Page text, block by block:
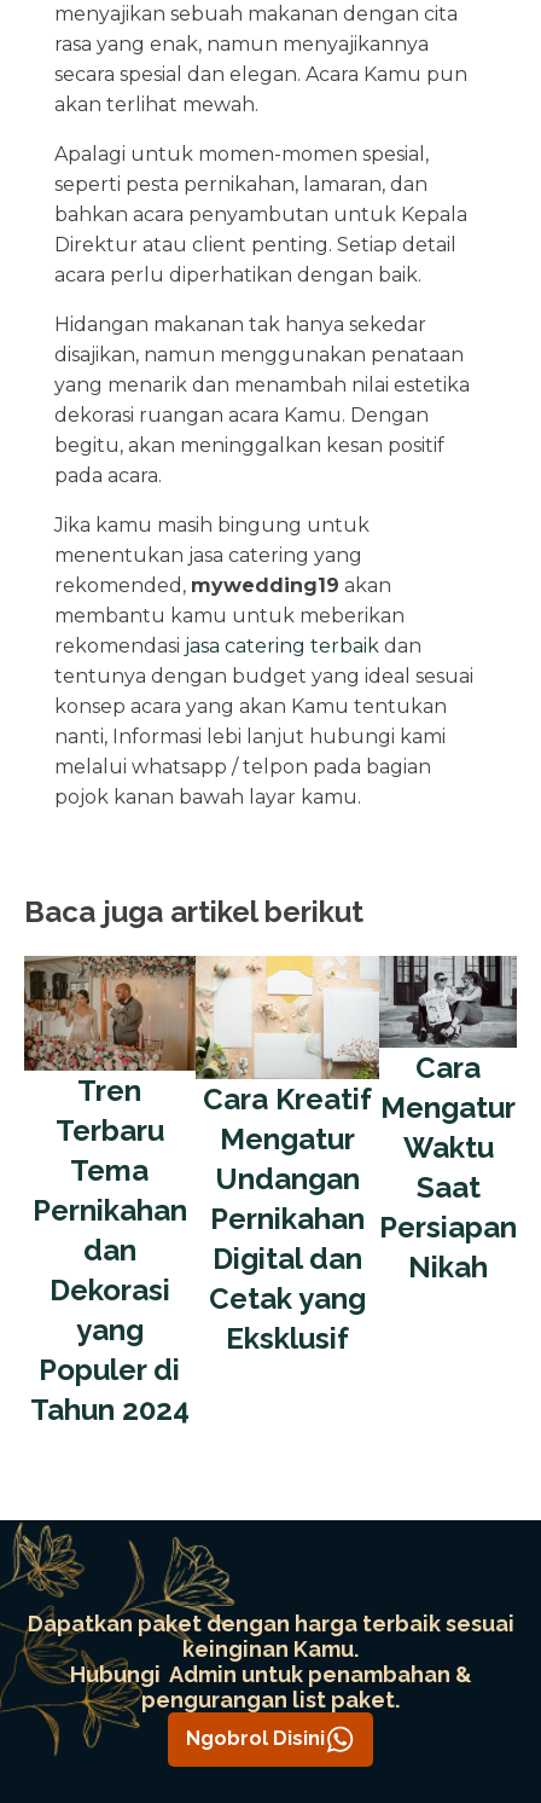
menyajikan sebuah makanan dengan cita
rasa yang enak, namun menyajikannya
secara spesial dan elegan. Acara Kamu pun
akan terlihat mewah.
Apalagi untuk momen-momen spesial,
seperti pesta pernikahan, lamaran, dan
bahkan acara penyambutan untuk Kepala
Direktur atau client penting. Setiap detail
acara perlu diperhatikan dengan baik.
Hidangan makanan tak hanya sekedar
disajikan, namun menggunakan penataan
yang menarik dan menambah nilai estetika
dekorasi ruangan acara Kamu. Dengan
begitu, akan meninggalkan kesan positif
pada acara.
Jika kamu masih bingung untuk
menentukan jasa catering yang
rekomended, mywedding19 akan
membantu kamu untuk meberikan
rekomendasi jasa catering terbaikdan
tentunya dengan budget yang ideal sesuai
konsep acara yang akan Kamu tentukan
nanti, Informasi lebi lanjut hubungi kami
melalui whatsapp / telpon pada bagian
pojok kanan bawah layar kamu.
Baca juga artikel berikut
Tren
Terbaru
Tema
Pernikahan
dan
Dekorasi
yang
Populer di
Tahun 2024
Cara Kreatif
Mengatur
Undangan
Pernikahan
Digital dan
Cetak yang
Eksklusif
Cara
Mengatur
Waktu
Saat
Persiapan
Nikah
Dapatkan paket dengan harga terbaik sesuai
keinginan Kamu.
Hubungi Admin untuk penambahan &
pengurangan list paket.
Ngobrol Disini